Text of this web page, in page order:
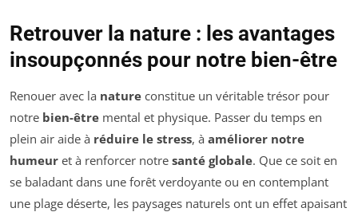
Retrouver la nature : les avantages
insoupçonnés pour notre bien-être
Renouer avec la nature constitue un véritable trésor pour
notre bien-être mental et physique. Passer du temps en
plein air aide à réduire le stress, à améliorer notre
humeur et à renforcer notre santé globale. Que ce soit en
se baladant dans une forêt verdoyante ou en contemplant
une plage déserte, les paysages naturels ont un effet apaisant